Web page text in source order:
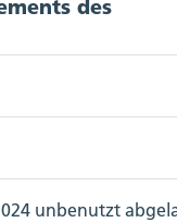
des
unbenutzt